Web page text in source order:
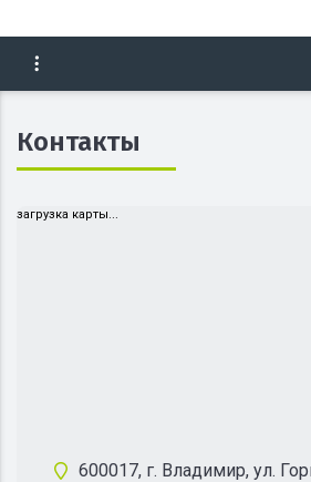
Контакты
загрузка карты...
600017, г. Владимир, ул.